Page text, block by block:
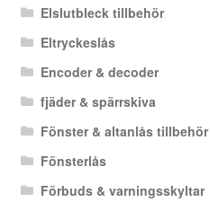
Elslutbleck tillbehör
Eltryckeslås
Encoder & decoder
fjäder & spärrskiva
Fönster & altanlås tillbehör
Fönsterlås
Förbuds & varningsskyltar